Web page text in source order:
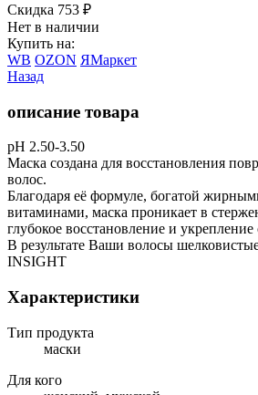
Скидка 753 ₽
Нет в наличии
Купить на:
WB OZON ЯМаркет
Назад
описание товара
рН 2.50-3.50
Маска создана для восстановления
волос.
Благодаря её формуле, богатой
витаминами, маска проникает в
глубокое восстановление и укрепление
В результате Ваши волосы
INSIGHT
Характеристики
Тип продукта
маски
Для кого